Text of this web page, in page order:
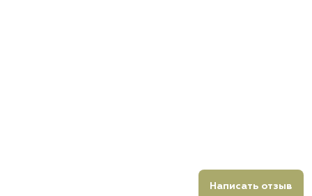
Написать отзыв